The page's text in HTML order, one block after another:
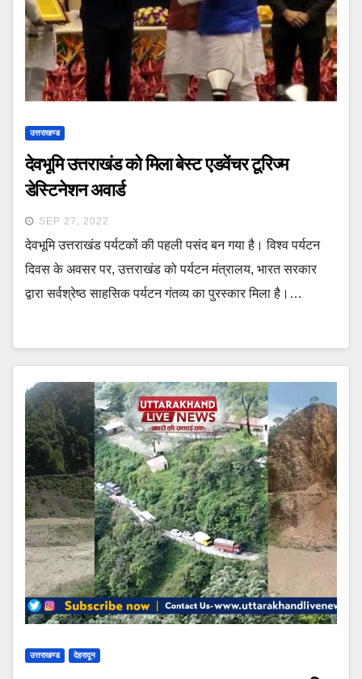
उत्तराखण्ड
देवभूमि उत्तराखंड को मिला बेस्ट एडवेंचर टूरिज्म
डेस्टिनेशन अवार्ड
SEP 27, 2022
देवभूमि उत्तराखंड पर्यटकों की पहली पसंद बन गया है। विश्व पर्यटन
दिवस के अवसर पर, उत्तराखंड को पर्यटन मंत्रालय, भारत सरकार
द्वारा सर्वश्रेष्ठ साहसिक पर्यटन गंतव्य का पुरस्कार मिला है।…
उत्तराखण्ड देहरादून